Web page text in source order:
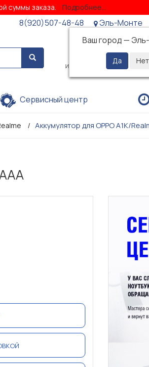
суммы заказа. Подробнее...
8(920)507-48-48
Эль-Монте
Ваш город —
Избранное Просмотренные
Сервисный центр
Аккумулятор для OPPO A1K/